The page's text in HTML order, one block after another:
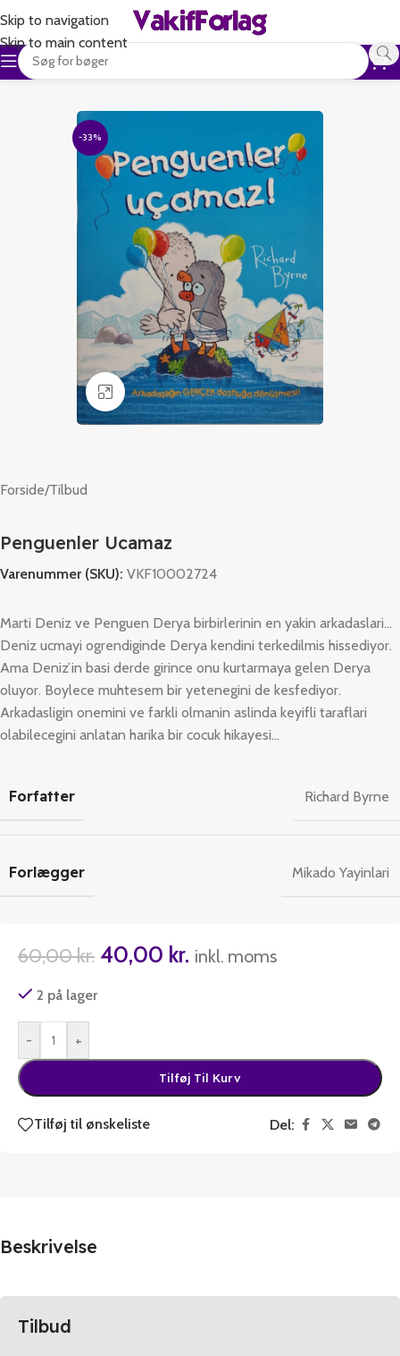
Skip to navigation
Skip to main content
-33%
Klik for at forstørre
Forside/Tilbud
Penguenler Ucamaz
Varenummer (SKU): VKF10002724
Marti Deniz ve Penguen Derya birbirlerinin en yakin arkadaslari…
Deniz ucmayi ogrendiginde Derya kendini terkedilmis hissediyor.
Ama Deniz’in basi derde girince onu kurtarmaya gelen Derya
oluyor. Boylece muhtesem bir yetenegini de kesfediyor.
Arkadasligin onemini ve farkli olmanin aslinda keyifli taraflari
olabilecegini anlatan harika bir cocuk hikayesi…
Forfatter Richard Byrne
Forlægger Mikado Yayinlari
60,00kr. 40,00 kr. inkl. moms
2 på lager
- +
Tilføj Til Kurv
Tilføj til ønskeliste Del:
Beskrivelse
Tilbud